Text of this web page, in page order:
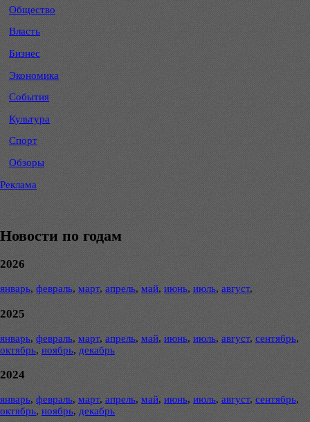
Общество
Власть
Бизнес
Экономика
События
Культура
Спорт
Обзоры
Реклама
Новости по годам
2026
январь, февраль, март, апрель, май, июнь, июль, август,
2025
январь, февраль, март, апрель, май, июнь, июль, август, сентябрь,
октябрь, ноябрь, декабрь
2024
январь, февраль, март, апрель, май, июнь, июль, август, сентябрь,
октябрь, ноябрь, декабрь